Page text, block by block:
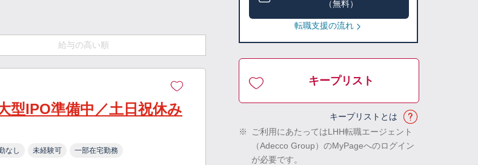
給与の高い順
型IPO準備中／土日祝休み
なし 未経験可 一部在宅勤務
（無料）
転職支援の流れ
キープリスト
キープリストとは
※
ご利用にあたってはLHH転職エージェント
（Adecco Group）のMyPageへのログイン
が必要です。